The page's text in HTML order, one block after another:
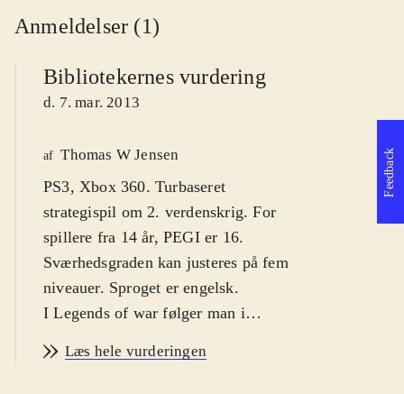
Anmeldelser (1)
Bibliotekernes vurdering
d. 7. mar. 2013
af Thomas W Jensen
PS3, Xbox 360. Turbaseret
strategispil om 2. verdenskrig. For
spillere fra 14 år, PEGI er 16.
Sværhedsgraden kan justeres på fem
niveauer. Sproget er engelsk.
I Legends of war følger man i
mod tyskerne under 2. verdenskrig,
Læs hele vurderingen
Feedback